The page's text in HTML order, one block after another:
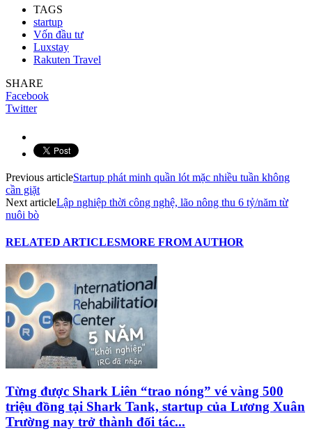
TAGS
startup
Vốn đầu tư
Luxstay
Rakuten Travel
SHARE
Facebook
Twitter
Previous articleStartup phát minh quần lót mặc nhiều tuần không
cần giặt
Next articleLập nghiệp thời công nghệ, lão nông thu 6 tỷ/năm từ
nuôi bò
RELATED ARTICLESMORE FROM AUTHOR
Từng được Shark Liên “trao nóng” vé vàng 500
triệu đồng tại Shark Tank, startup của Lương Xuân
Trường nay trở thành đối tác...